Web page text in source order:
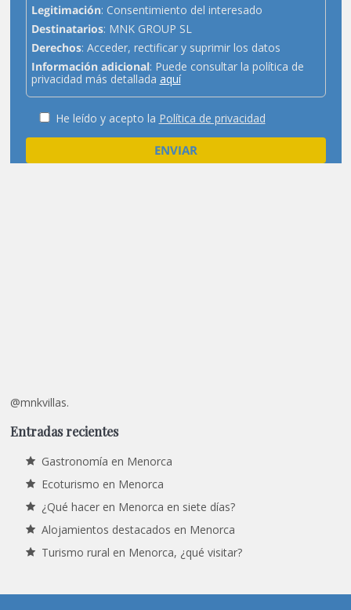
Legitimación: Consentimiento del interesado
Destinatarios: MNK GROUP SL
Derechos: Acceder, rectificar y suprimir los datos
Información adicional: Puede consultar la política de
privacidad más detallada aquí
He leído y acepto la Política de privacidad
@mnkvillas.
Entradas recientes
Gastronomía en Menorca
Ecoturismo en Menorca
¿Qué hacer en Menorca en siete días?
Alojamientos destacados en Menorca
Turismo rural en Menorca, ¿qué visitar?